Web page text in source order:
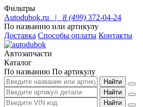
Фильтры
Autodubok.ru |
8 (499) 372-04-24
По названию или артикулу
Доставка Способы оплаты Контакты
Автозапчасти
Каталог
По названию По артикулу
Найти
Найти
Найти